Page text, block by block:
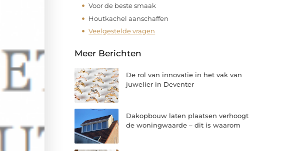
Voor de beste smaak
Houtkachel aanschaffen
Veelgestelde vragen
Meer Berichten
De rol van innovatie in het vak van
juwelier in Deventer
Dakopbouw laten plaatsen verhoogt
de woningwaarde – dit is waarom